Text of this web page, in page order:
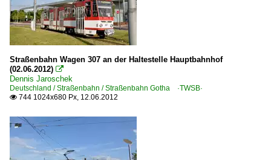
Straßenbahn Wagen 307 an der Haltestelle Hauptbahnhof
(02.06.2012) 
Dennis Jaroschek
Deutschland / Straßenbahn / Straßenbahn Gotha ·TWSB·
 744 1024x680 Px, 12.06.2012